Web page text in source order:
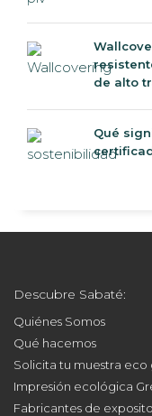
de alto
Qué
Descubre Sabaté:
Quiénes Somos
Qué hacemos
Solicita tu muestra eco
Impresión ecológica
Fabricantes de